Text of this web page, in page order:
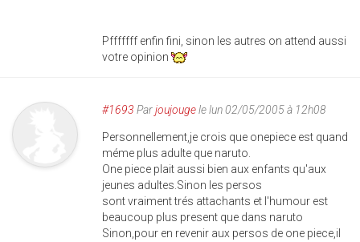
Pfffffff enfin fini, sinon les autres on attend aussi
votre opinion
#1693 Parjoujougele lun 02/05/2005 à 12h08
Personnellement,je crois que onepiece est quand
méme plus adulte que naruto.
One piece plait aussi bien aux enfants qu'aux
jeunes adultes.Sinon les persos
sont vraiment trés attachants et l'humour est
beaucoup plus present que dans naruto
Sinon,pour en revenir aux persos de one piece,il